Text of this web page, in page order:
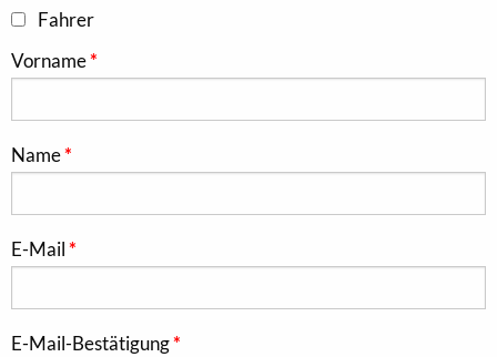
Fahrer
Vorname
Name
E-Mail
E-Mail-Bestätigung